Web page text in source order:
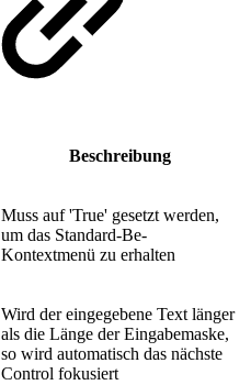
Beschreibung
Muss auf 'True' gesetzt werden,
um das Standard-Be-
Kontextmenü zu erhalten
Wird der eingegebene Text länger
als die Länge der Eingabemaske,
so wird automatisch das nächste
Control fokusiert